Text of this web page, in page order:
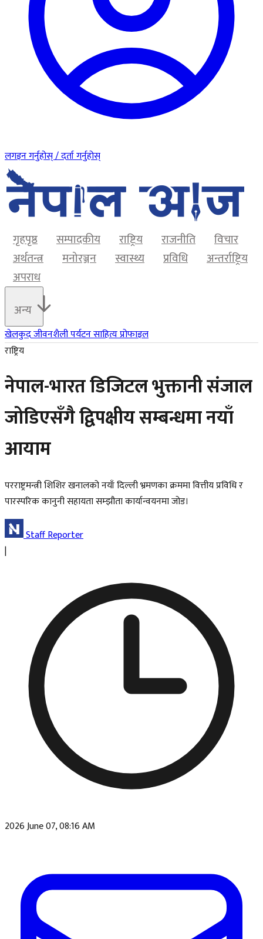
लगइन गर्नुहोस् / दर्ता गर्नुहोस्
गृहपृष्ठ सम्पादकीय राष्ट्रिय राजनीति
विचार
अर्थतन्त्र
मनोरञ्जन स्वास्थ्य प्रविधि
अन्तर्राष्ट्रिय
अपराध
अन्य
खेलकुदजीवनशैलीपर्यटनसाहित्यप्रोफाइल
राष्ट्रिय
नेपाल-भारत डिजिटल भुक्तानी संजाल
जोडिएसँगै द्विपक्षीय सम्बन्धमा नयाँ
आयाम
परराष्ट्रमन्त्री शिशिर खनालको नयाँ दिल्ली भ्रमणका क्रममा वित्तीय प्रविधि र
पारस्परिक कानुनी सहायता सम्झौता कार्यान्वयनमा जोड।
Staff Reporter
|
2026 June 07, 08:16 AM